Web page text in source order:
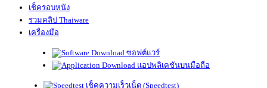
เช็ครอบหนัง
รวมคลิป Thaiware
เครื่องมือ
ซอฟต์แวร์
แอปพลิเคชันบนมือถือ
เช็คความเร็วเน็ต (Speedtest)